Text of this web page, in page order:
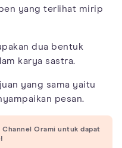
yang terlihat mirip
dua bentuk
karya sastra.
yang sama yaitu
pesan.
Channel Orami untuk dapat